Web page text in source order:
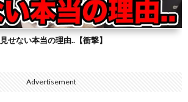
せない本当の理由..【衝撃】
Advertisement